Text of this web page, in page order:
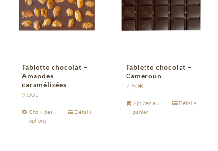
Tablette chocolat –
Amandes
caramélisées
9,00€
Choix des
options
Détails
Tablette chocolat –
Cameroun
7,50€
Ajouter au
panier
Détails